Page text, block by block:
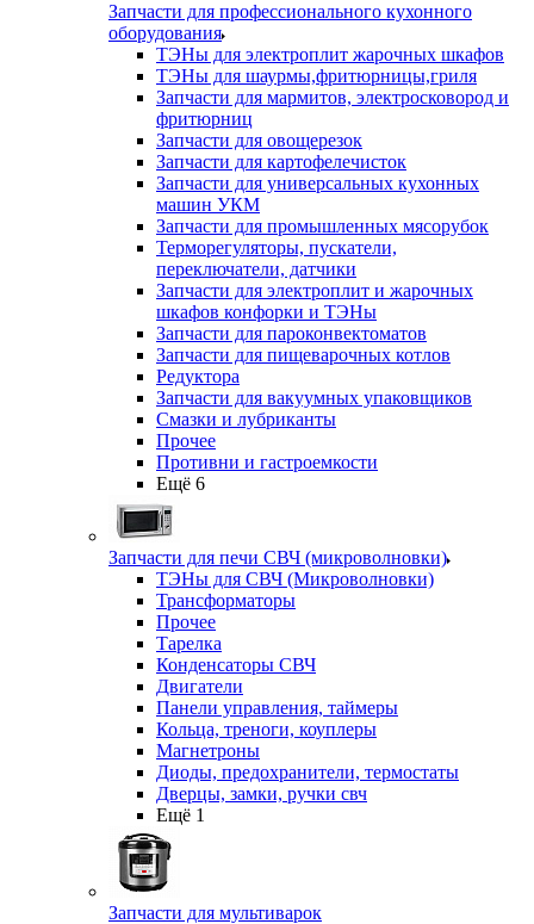
Запчасти для профессионального кухонного
оборудования
ТЭНы для электроплит жарочных шкафов
ТЭНы для шаурмы,фритюрницы,гриля
Запчасти для мармитов, электросковород и
фритюрниц
Запчасти для овощерезок
Запчасти для картофелечисток
Запчасти для универсальных кухонных
машин УКМ
Запчасти для промышленных мясорубок
Терморегуляторы, пускатели,
переключатели, датчики
Запчасти для электроплит и жарочных
шкафов конфорки и ТЭНы
Запчасти для пароконвектоматов
Запчасти для пищеварочных котлов
Редуктора
Запчасти для вакуумных упаковщиков
Смазки и лубриканты
Прочее
Противни и гастроемкости
Ещё 6
Запчасти для печи СВЧ (микроволновки)
ТЭНы для СВЧ (Микроволновки)
Трансформаторы
Прочее
Тарелка
Конденсаторы СВЧ
Двигатели
Панели управления, таймеры
Кольца, треноги, коуплеры
Магнетроны
Диоды, предохранители, термостаты
Дверцы, замки, ручки свч
Ещё 1
Запчасти для мультиварок